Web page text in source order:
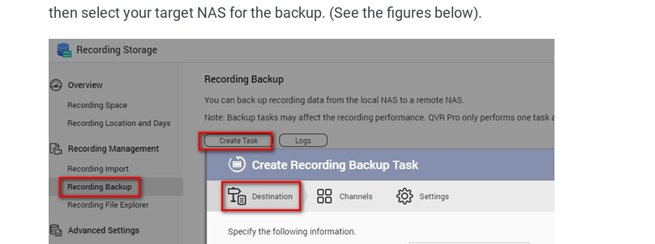
then select your target NAS for the backup. (See the figures below).